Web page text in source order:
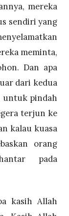
mereka
sendiri yang
meminta,
Dan apa
dari kedua
untuk pindah
terjun ke
kalau kuasa
orang
pada
kasih Allah